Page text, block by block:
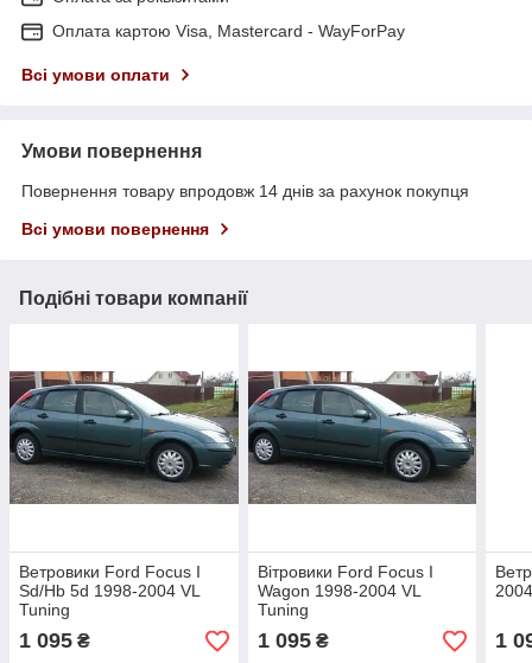
Оплата картою Visa, Mastercard - WayForPay
Всі умови оплати
Умови повернення
Повернення товару впродовж 14 днів за рахунок покупця
Всі умови повернення
Подібні товари компанії
Ветровики Ford Focus I
Sd/Hb 5d 1998-2004 VL
Tuning
1 095 ₴
Вітровики Ford Focus I
Wagon 1998-2004 VL
Tuning
1 095₴ 1